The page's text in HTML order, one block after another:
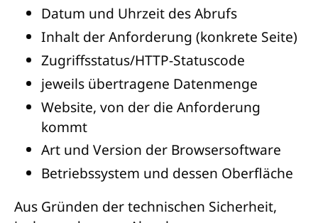
Datum und Uhrzeit des Abrufs
Inhalt der Anforderung (konkrete Seite)
Zugriffsstatus/HTTP-Statuscode
jeweils übertragene Datenmenge
Website, von der die Anforderung
kommt
Art und Version der Browsersoftware
Betriebssystem und dessen Oberfläche
Aus Gründen der technischen Sicherheit,